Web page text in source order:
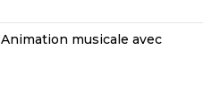
Animation musicale avec